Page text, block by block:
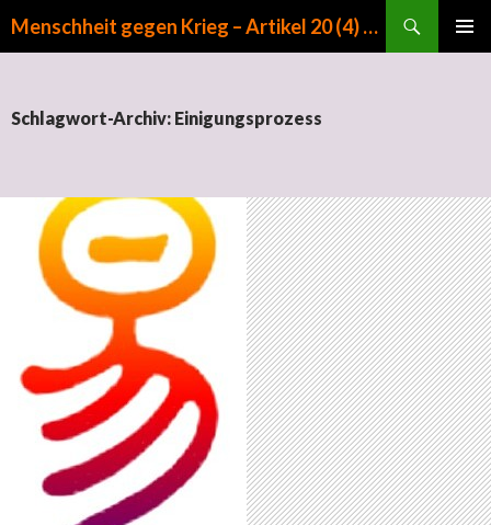
Menschheit gegen Krieg – Artikel 20 (4) GG
Schlagwort-Archiv: Einigungsprozess